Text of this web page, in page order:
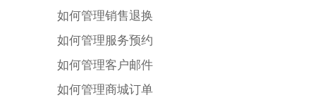
如何管理销售退换
如何管理服务预约
如何管理客户邮件
如何管理商城订单